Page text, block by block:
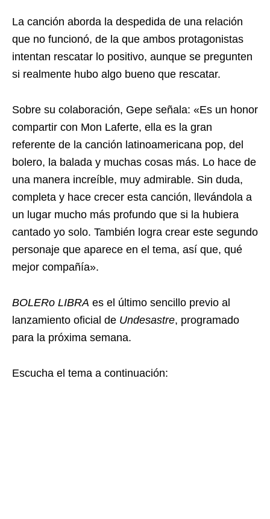
La canción aborda la despedida de una relación
que no funcionó, de la que ambos protagonistas
intentan rescatar lo positivo, aunque se pregunten
si realmente hubo algo bueno que rescatar.
Sobre su colaboración, Gepe señala: «Es un honor
compartir con Mon Laferte, ella es la gran
referente de la canción latinoamericana pop, del
bolero, la balada y muchas cosas más. Lo hace de
una manera increíble, muy admirable. Sin duda,
completa y hace crecer esta canción, llevándola a
un lugar mucho más profundo que si la hubiera
cantado yo solo. También logra crear este segundo
personaje que aparece en el tema, así que, qué
mejor compañía».
BOLERo LIBRA es el último sencillo previo al
lanzamiento oficial de Undesastre, programado
para la próxima semana.
Escucha el tema a continuación: